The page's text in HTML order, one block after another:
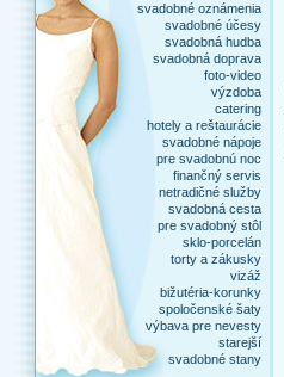
svadobné oznámenia
svadobné účesy
svadobná hudba
svadobná doprava
foto-video
výzdoba
catering
hotely a reštaurácie
svadobné nápoje
pre svadobnú noc
finančný servis
netradičné služby
svadobná cesta
pre svadobný stôl
sklo-porcelán
torty a zákusky
vizáž
bižutéria-korunky
spoločenské šaty
výbava pre nevesty
starejší
svadobné stany